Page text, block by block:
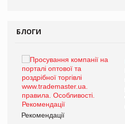
БЛОГИ
Рекомендації